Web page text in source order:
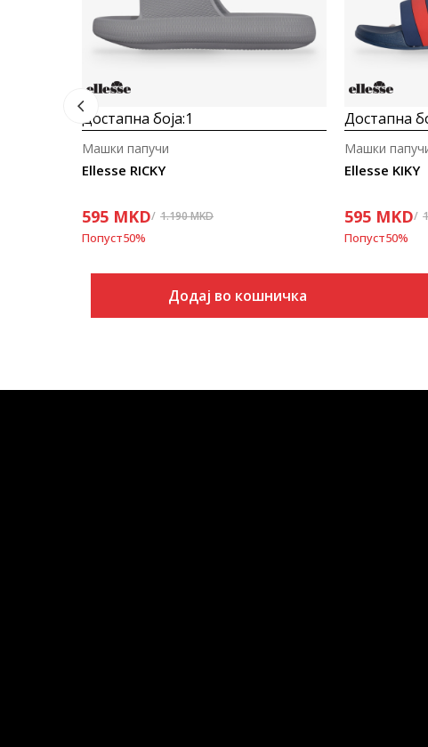
Достапна боја:1
Ellesse RICKY
Машки папучи
595 MKD 1.190MKD
Попуст50%
Додај во кошничка
Достапна
Ellesse KIKY
Машки
595 MKD
Попуст50%